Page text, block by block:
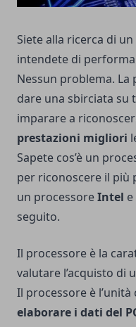
Siete alla ricerca di un
intendete di
Nessun problema.
dare una sbirciata su
imparare a
prestazioni migliori
Sapete cos’è un
per riconoscere il più
un processoreIntel
seguito.
Il processore è la
valutare l’acquisto di
Il processore è l’unità
elaborare i dati del